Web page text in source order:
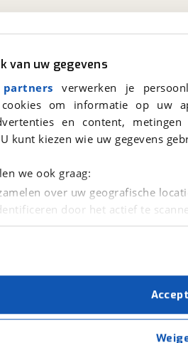
van uw gegevens
verwerken je
cookies om informatie op
en content,
kunt kiezen wie uw gegevens
we ook graag:
over uw geografische
door het actief te
persoonlijke gegevens worden
technieken zorgen we
dat de website goed werkt.
je graag relevante advertenties
volgt – uiteraard op